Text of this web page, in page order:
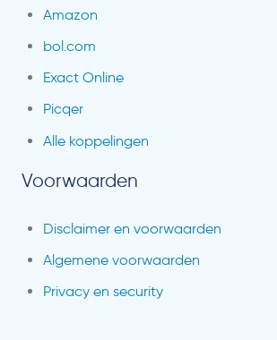
Amazon
bol.com
Exact Online
Picqer
Alle koppelingen
Voorwaarden
Disclaimer en voorwaarden
Algemene voorwaarden
Privacy en security